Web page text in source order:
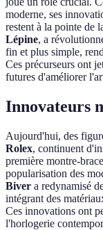
moderne, ses
restent à la pointe de
Lépine, a
fin et plus simple,
Ces précurseurs ont
futures d'améliorer
Innovateurs
Aujourd'hui, des
Rolex, continuent
première montre-
popularisation des
Biver a redynamisé
intégrant des
Ces innovations ont
l'horlogerie